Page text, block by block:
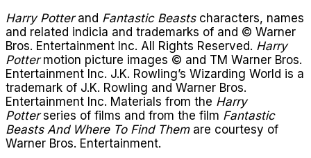
Harry Potterand Fantastic Beastscharacters, names
and related indicia and trademarks of and © Warner
Bros. Entertainment Inc. All Rights Reserved. Harry
Pottermotion picture images © and TM Warner Bros.
Entertainment Inc. J.K. Rowling’s Wizarding World is a
trademark of J.K. Rowling and Warner Bros.
Entertainment Inc. Materials from the Harry
Potterseries of films and from the film Fantastic
Beasts And Where To Find Themare courtesy of
Warner Bros. Entertainment.